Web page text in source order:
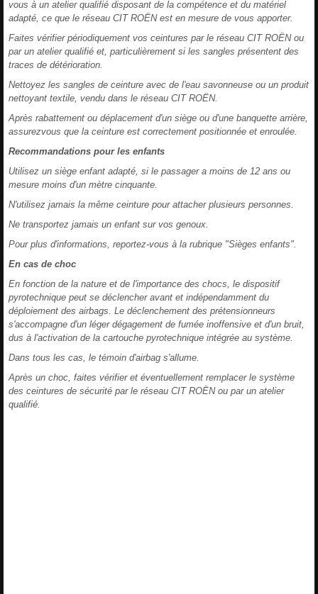
vous à un atelier qualifié disposant de la compétence et du matériel
adapté, ce que le réseau CIT ROËN est en mesure de vous apporter.
Faites vérifier périodiquement vos ceintures par le réseau CIT ROËN ou
par un atelier qualifié et, particulièrement si les sangles présentent des
traces de détérioration.
Nettoyez les sangles de ceinture avec de l'eau savonneuse ou un produit
nettoyant textile, vendu dans le réseau CIT ROËN.
Après rabattement ou déplacement d'un siège ou d'une banquette arrière,
assurezvous que la ceinture est correctement positionnée et enroulée.
Recommandations pour les enfants
Utilisez un siège enfant adapté, si le passager a moins de 12 ans ou
mesure moins d'un mètre cinquante.
N'utilisez jamais la même ceinture pour attacher plusieurs personnes.
Ne transportez jamais un enfant sur vos genoux.
Pour plus d'informations, reportez-vous à la rubrique "Sièges enfants".
En cas de choc
En fonction de la nature et de l'importance des chocs, le dispositif
pyrotechnique peut se déclencher avant et indépendamment du
déploiement des airbags. Le déclenchement des prétensionneurs
s'accompagne d'un léger dégagement de fumée inoffensive et d'un bruit,
dus à l'activation de la cartouche pyrotechnique intégrée au système.
Dans tous les cas, le témoin d'airbag s'allume.
Après un choc, faites vérifier et éventuellement remplacer le système
des ceintures de sécurité par le réseau CIT ROËN ou par un atelier
qualifié.